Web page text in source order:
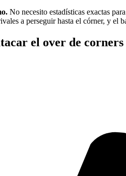
No necesito estadísticas exactas
a perseguir hasta el córner, y el
el over de corners